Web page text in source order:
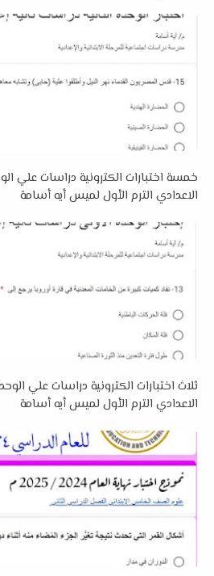
خمسة اختبارات الكترونية دراسات علي
الاعدادي الترم الأول لميس أيه أسامة
ثلاث اختبارات الكترونية دراسات علي
الاعدادي الترم الأول لميس أيه أسامة